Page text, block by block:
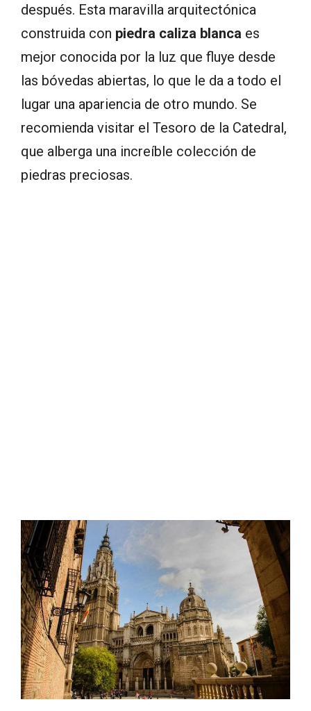
después. Esta maravilla arquitectónica
construida con piedra caliza blanca es
mejor conocida por la luz que fluye desde
las bóvedas abiertas, lo que le da a todo el
lugar una apariencia de otro mundo. Se
recomienda visitar el Tesoro de la Catedral,
que alberga una increíble colección de
piedras preciosas.